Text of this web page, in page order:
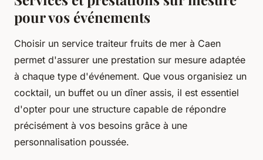
pour vos événements
Choisir un service traiteur fruits de mer à Caen
permet d'assurer une prestation sur mesure adaptée
à chaque type d'événement. Que vous organisiez un
cocktail, un buffet ou un dîner assis, il est essentiel
d'opter pour une structure capable de répondre
précisément à vos besoins grâce à une
personnalisation poussée.